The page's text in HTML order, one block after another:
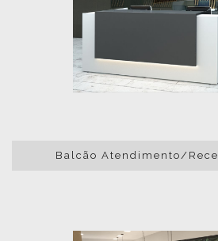
Balcão Atendimento/